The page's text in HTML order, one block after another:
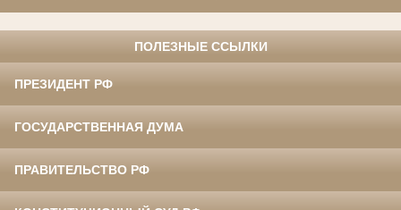
ПОЛЕЗНЫЕ ССЫЛКИ
ПРЕЗИДЕНТ РФ
ГОСУДАРСТВЕННАЯ ДУМА
ПРАВИТЕЛЬСТВО РФ